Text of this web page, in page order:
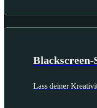
Blackscreen-
Lass deiner